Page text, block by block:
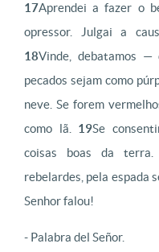
17Aprendei a fazer o
opressor. Julgai a
18Vinde, debatamos —
pecados sejam como
neve. Se forem
como lã. 19Se
coisas boas da terra.
rebelardes, pela espada
Senhor falou!
- Palabra del Señor.